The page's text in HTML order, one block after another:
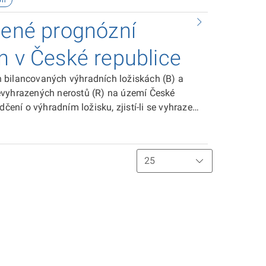
na průzkumném území. Toto území je
oprávnění k hornické činnosti.
prognózní
v České republice
výhradních ložiskách (B) a
o výhradním ložisku, zjistí-li se vyhrazený
informačního systému (SurIS) České